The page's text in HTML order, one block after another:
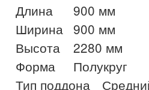
Длина 	900 мм
Ширина 	900 мм
Высота 	2280 мм
Форма 	Полукруг
Тип поддона 	Средний